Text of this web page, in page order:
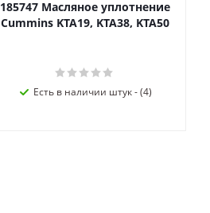
185747 Масляное уплотнение
Cummins KTA19, KTA38, KTA50
Есть в наличии штук - (4)